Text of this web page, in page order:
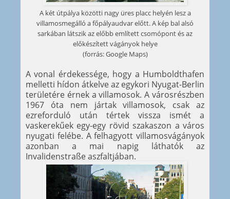
A két útpálya közötti nagy üres placc helyén lesz a
villamosmegálló a főpályaudvar előtt. A kép bal alsó
sarkában látszik az előbb említett csomópont és az
előkészített vágányok helye
(forrás: Google Maps)
A vonal érdekessége, hogy a Humboldthafen
melletti hídon átkelve az egykori Nyugat-Berlin
területére érnek a villamosok. A városrészben
1967 óta nem jártak villamosok, csak az
ezreforduló után tértek vissza ismét a
vaskerekűek egy-egy rövid szakaszon a város
nyugati felébe. A felhagyott villamosvágányok
azonban a mai napig láthatók az
Invalidenstraße aszfaltjában.